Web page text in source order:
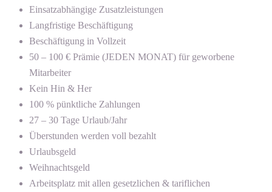
Einsatzabhängige Zusatzleistungen
Langfristige Beschäftigung
Beschäftigung in Vollzeit
50 – 100 € Prämie (JEDEN MONAT) für geworbene
Mitarbeiter
Kein Hin & Her
100 % pünktliche Zahlungen
27 – 30 Tage Urlaub/Jahr
Überstunden werden voll bezahlt
Urlaubsgeld
Weihnachtsgeld
Arbeitsplatz mit allen gesetzlichen & tariflichen